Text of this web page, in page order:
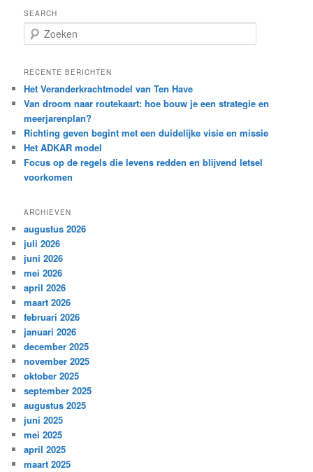
SEARCH
o
k
n
RECENTE BERICHTEN
Het Veranderkrachtmodel van Ten Have
Van droom naar routekaart: hoe bouw je een strategie en
meerjarenplan?
Richting geven begint met een duidelijke visie en missie
Het ADKAR model
Focus op de regels die levens redden en blijvend letsel
voorkomen
ARCHIEVEN
augustus 2026
juli 2026
juni 2026
mei 2026
april 2026
maart 2026
februari 2026
januari 2026
december 2025
november 2025
oktober 2025
september 2025
augustus 2025
juni 2025
mei 2025
april 2025
maart 2025